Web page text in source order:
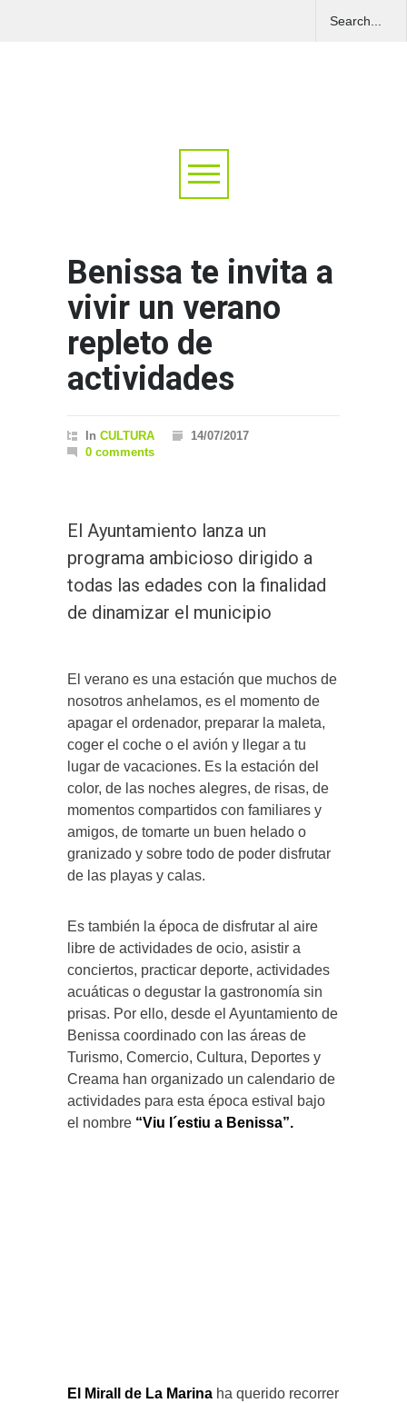
Benissa te invita a
vivir un verano
repleto de
actividades
In CULTURA
14/07/2017
0 comments
El Ayuntamiento lanza un
programa ambicioso dirigido a
todas las edades con la finalidad
de dinamizar el municipio
El verano es una estación que muchos de
nosotros anhelamos, es el momento de
apagar el ordenador, preparar la maleta,
coger el coche o el avión y llegar a tu
lugar de vacaciones. Es la estación del
color, de las noches alegres, de risas, de
momentos compartidos con familiares y
amigos, de tomarte un buen helado o
granizado y sobre todo de poder disfrutar
de las playas y calas.
Es también la época de disfrutar al aire
libre de actividades de ocio, asistir a
conciertos, practicar deporte, actividades
acuáticas o degustar la gastronomía sin
prisas. Por ello, desde el Ayuntamiento de
Benissa coordinado con las áreas de
Turismo, Comercio, Cultura, Deportes y
Creama han organizado un calendario de
actividades para esta época estival bajo
el nombre “Viu l´estiu a Benissa”.
El Mirall de La Marina ha querido recorrer